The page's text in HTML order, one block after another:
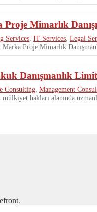
Mimarlık
Services IT Services Legal
Marka Proje Mimarlık
Danışmanlık
Consulting Management
hakları alanında
.